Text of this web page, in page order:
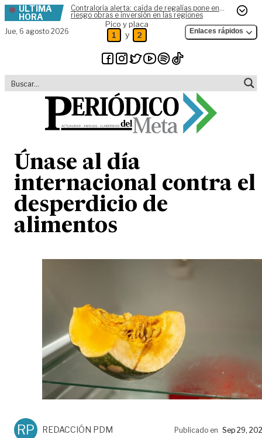
Skip to content
ÚLTIMA
HORA
Contraloría alerta: caída de regalías pone en
riesgo obras e inversión en las regiones
Jue, 6 agosto 2026
Pico y placa
1 y 2 Enlaces rápidos
Únase al día
internacional contra el
desperdicio de
alimentos
RP REDACCIÓN PDM Publicado en Sep 29,